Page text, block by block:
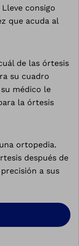
consigo
que acuda al
de las órtesis
su cuadro
médico le
la órtesis
ortopedia.
después de
a sus